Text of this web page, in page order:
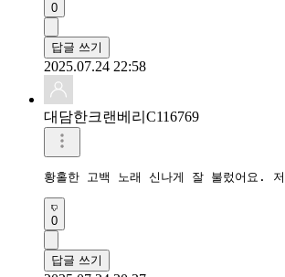
0
답글 쓰기
2025.07.24 22:58
대담한크랜베리C116769
황홀한 고백 노래 신나게 잘 불렀어요.
0
답글 쓰기